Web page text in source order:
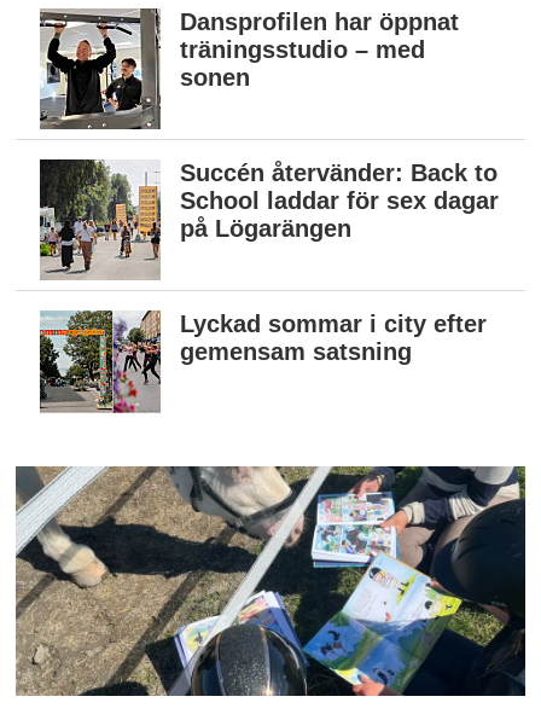
Dansprofilen har öppnat
träningsstudio – med
sonen
Succén återvänder: Back to
School laddar för sex dagar
på Lögarängen
Lyckad sommar i city efter
gemensam satsning